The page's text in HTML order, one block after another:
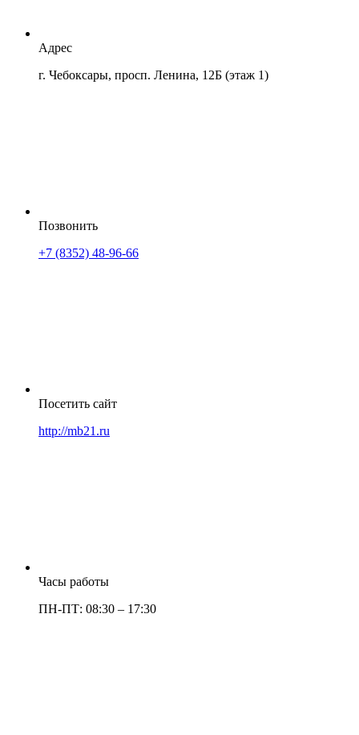
Адрес
г. Чебоксары, просп. Ленина, 12Б (этаж 1)
Позвонить
+7 (8352) 48-96-66
Посетить сайт
http://mb21.ru
Часы работы
ПН-ПТ: 08:30 – 17:30